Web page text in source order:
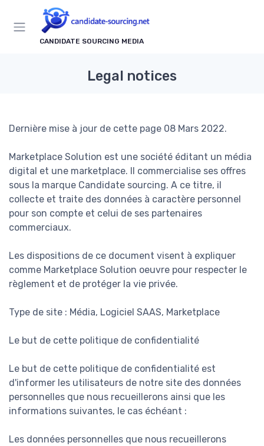
CANDIDATE SOURCING MEDIA
Legal notices
Dernière mise à jour de cette page 08 Mars 2022.
Marketplace Solution est une société éditant un média
digital et une marketplace. Il commercialise ses offres
sous la marque Candidate sourcing. A ce titre, il
collecte et traite des données à caractère personnel
pour son compte et celui de ses partenaires
commerciaux.
Les dispositions de ce document visent à expliquer
comme Marketplace Solution oeuvre pour respecter le
règlement et de protéger la vie privée.
Type de site : Média, Logiciel SAAS, Marketplace
Le but de cette politique de confidentialité
Le but de cette politique de confidentialité est
d'informer les utilisateurs de notre site des données
personnelles que nous recueillerons ainsi que les
informations suivantes, le cas échéant :
Les données personnelles que nous recueillerons